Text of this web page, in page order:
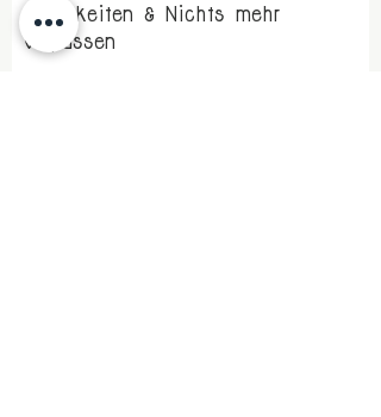
Neuigkeiten & Nichts mehr
verpassen